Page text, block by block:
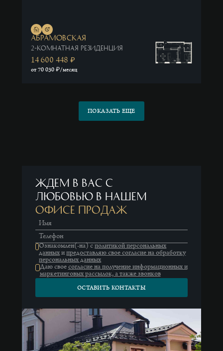
Абрамовская
2-комнатная резиденция
14 600 448 ₽
от 70 030 ₽/месяц
ПОКАЗАТЬ ЕЩЕ
Ждем в вас с
любовью в нашем
офисе продаж
Имя
Телефон
Ознакомлен(-на) сполитикой персональных
данныхипредоставляю свое согласие на обработку
персональных данных
Даю своесогласие на получение информационных и
маркетинговых рассылок, а также звонков
ОСТАВИТЬ КОНТАКТЫ